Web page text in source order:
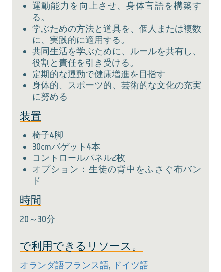
運動能力を向上させ、身体言語を構築す
る。
学ぶための方法と道具を、個人または複数
に、実践的に適用する。
共同生活を学ぶために、ルールを共有し、
役割と責任を引き受ける。
定期的な運動で健康増進を目指す
身体的、スポーツ的、芸術的な文化の充実
に努める
装置
椅子4脚
30cmバゲット4本
コントロールパネル2枚
オプション：生徒の背中をふさぐ布バン
ド
時間
20～30分
で利用できるリソース。
オランダ語フランス語, ドイツ語